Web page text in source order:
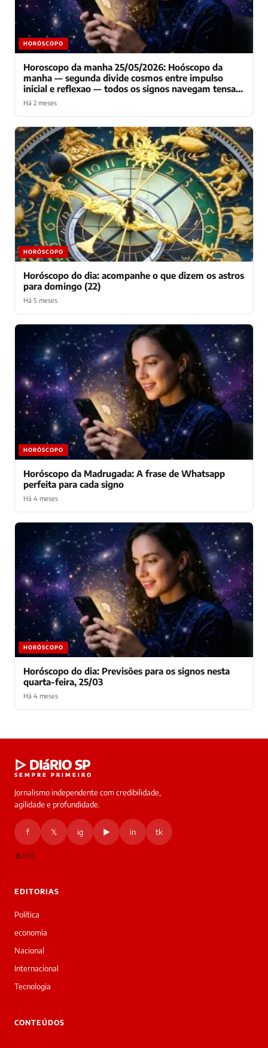
HORÓSCOPO
Horoscopo da manha 25/05/2026: Hoóscopo da
manha — segunda divide cosmos entre impulso
inicial e reflexao — todos os signos navegam tensao
decisiva entre acelerar projetos e pausar pra respirar
Há 2 meses
HORÓSCOPO
Horóscopo do dia: acompanhe o que dizem os astros
para domingo (22)
Há 5 meses
HORÓSCOPO
Horóscopo da Madrugada: A frase de Whatsapp
perfeita para cada signo
Há 4 meses
HORÓSCOPO
Horóscopo do dia: Previsões para os signos nesta
quarta-feira, 25/03
Há 4 meses
online
Oi!
Bom
dia!
a
Laura,
▷
▷ DIáRIO SP
SEMPRE PRIMEIRO
Jornalismo independente com credibilidade,
agilidade e profundidade.
f 𝕏 ig ▶ in tk
RSS
EDITORIAS
Política
economia
Nacional
Internacional
Tecnologia
CONTEÚDOS